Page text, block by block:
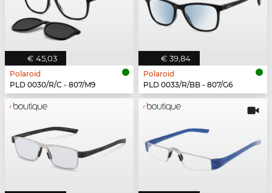
€ 45,03
Polaroid
PLD 0030/R/C - 807/M9
€ 39,84
Polaroid
PLD 0033/R/BB - 807/G6